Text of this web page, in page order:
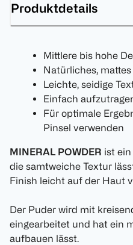
Produktdetails
Mittlere bis hohe
Natürliches,
Leichte, seidige
Einfach
Für optimale
Pinsel verwenden
MINERAL POWDER ist
die samtweiche Textur
Finish leicht auf der Haut
Der Puder wird mit
eingearbeitet und hat ein
aufbauen lässt.